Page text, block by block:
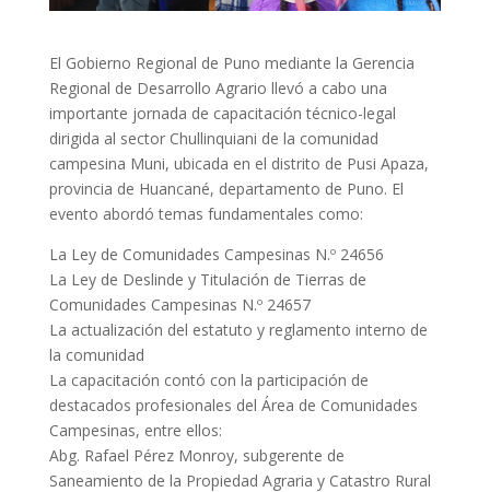
El Gobierno Regional de Puno mediante la Gerencia
Regional de Desarrollo Agrario llevó a cabo una
importante jornada de capacitación técnico-legal
dirigida al sector Chullinquiani de la comunidad
campesina Muni, ubicada en el distrito de Pusi Apaza,
provincia de Huancané, departamento de Puno. El
evento abordó temas fundamentales como:
La Ley de Comunidades Campesinas N.º 24656
La Ley de Deslinde y Titulación de Tierras de
Comunidades Campesinas N.º 24657
La actualización del estatuto y reglamento interno de
la comunidad
La capacitación contó con la participación de
destacados profesionales del Área de Comunidades
Campesinas, entre ellos:
Abg. Rafael Pérez Monroy, subgerente de
Saneamiento de la Propiedad Agraria y Catastro Rural